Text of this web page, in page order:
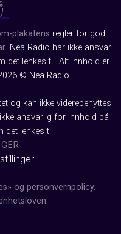
plakatens regler for god
. Nea Radio har ikke ansvar
det lenkes til. Alt innhold er
© Nea Radio.
og kan ikke viderebenyttes
ansvarlig for innhold på
det lenkes til.
og personvernpolicy.